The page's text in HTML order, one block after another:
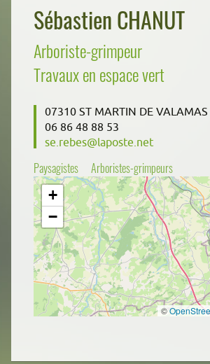
SébastienCHANUT
Arboriste-grimpeur
Travaux en espace vert
07310 ST MARTIN DE VALAMAS
06 86 48 88 53
se.rebes@laposte.net
Paysagistes Arboristes-grimpeurs
+
−
©